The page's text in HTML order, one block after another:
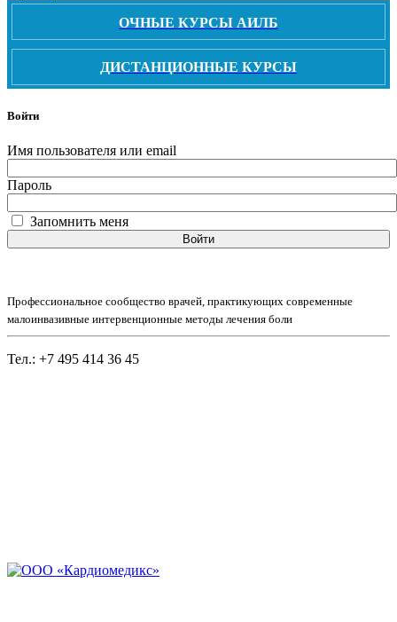
ОЧНЫЕ КУРСЫ АИЛБ
ДИСТАНЦИОННЫЕ КУРСЫ
Войти
Имя пользователя или email
Пароль
Запомнить меня
Войти
Профессиональное сообщество врачей, практикующих современные
малоинвазивные интервенционные методы лечения боли
Тел.: +7 495 414 36 45